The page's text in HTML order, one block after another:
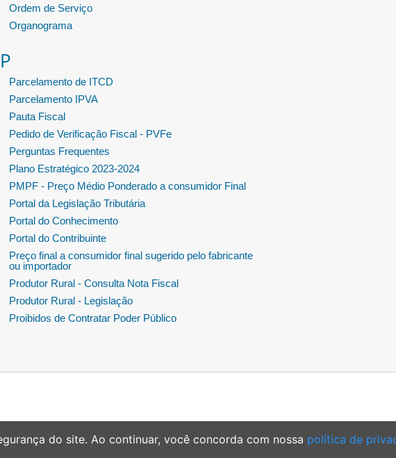
Ordem de Serviço
Organograma
P
Parcelamento de ITCD
Parcelamento IPVA
Pauta Fiscal
Pedido de Verificação Fiscal - PVFe
Perguntas Frequentes
Plano Estratégico 2023-2024
PMPF - Preço Médio Ponderado a consumidor Final
Portal da Legislação Tributária
Portal do Conhecimento
Portal do Contribuinte
Preço final a consumidor final sugerido pelo fabricante
ou importador
Produtor Rural - Consulta Nota Fiscal
Produtor Rural - Legislação
Proibidos de Contratar Poder Público